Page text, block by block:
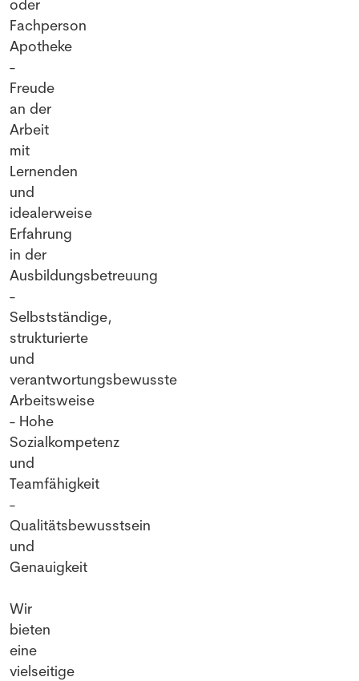
oder
Fachperson
Apotheke
-
Freude
an der
Arbeit
mit
Lernenden
und
idealerweise
Erfahrung
in der
Ausbildungsbetreuung
-
Selbstständige,
strukturierte
und
verantwortungsbewusste
Arbeitsweise
- Hohe
Sozialkompetenz
und
Teamfähigkeit
-
Qualitätsbewusstsein
und
Genauigkeit
Wir
bieten
eine
vielseitige